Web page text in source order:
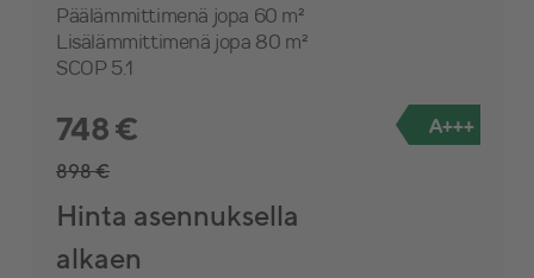
Päälämmittimenä jopa 60 m²
Lisälämmittimenä jopa 80 m²
SCOP 5.1
748 €
898 €
Hinta asennuksella
alkaen
A+++